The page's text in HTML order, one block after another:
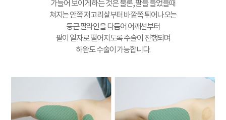
가늘어 보이게 하는 것은 물론, 팔을 들었을때
쳐지는 안쪽 저고리살부터 바깥쪽 튀어나오는
둥근 팔라인을 다듬어 어깨선부터
팔이 일자로 떨어지도록 수술이 진행되며
하완도 수술이 가능합니다.